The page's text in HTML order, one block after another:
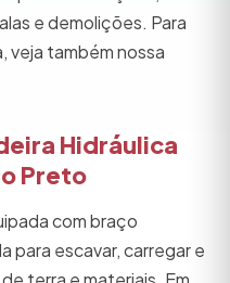
e demolições. Para
veja também nossa
Hidráulica
Preto
com braço
para escavar, carregar e